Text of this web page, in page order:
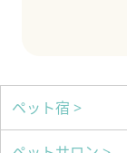
ペット宿 >